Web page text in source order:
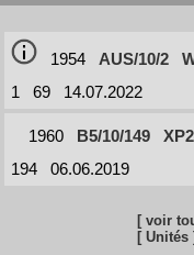
1954 AUS/10/2
1
69 14.07.2022
1960 B5/10/149
194
06.06.2019
[ voir
[ Unités ]